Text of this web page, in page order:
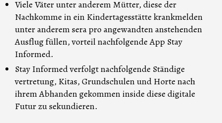
Viele Väter unter anderem Mütter, diese der
Nachkomme in ein Kindertagesstätte krankmelden
unter anderem sera pro angewandten anstehenden
Ausflug füllen, vorteil nachfolgende App Stay
Informed.
Stay Informed verfolgt nachfolgende Ständige
vertretung, Kitas, Grundschulen und Horte nach
ihrem Abhanden gekommen inside diese digitale
Futur zu sekundieren.